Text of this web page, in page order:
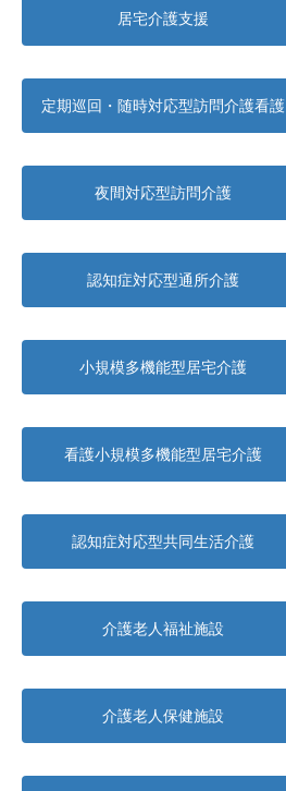
居宅介護支援
定期巡回・随時対応型訪問介護看護
夜間対応型訪問介護
認知症対応型通所介護
小規模多機能型居宅介護
看護小規模多機能型居宅介護
認知症対応型共同生活介護
介護老人福祉施設
介護老人保健施設